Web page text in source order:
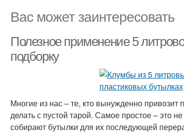
Вас может заинтересовать
Полезное применение 5
подборку
Многие из нас – те, кто вынужденно
делать с пустой тарой. Самое простое – это
собирают бутылки для их последующей